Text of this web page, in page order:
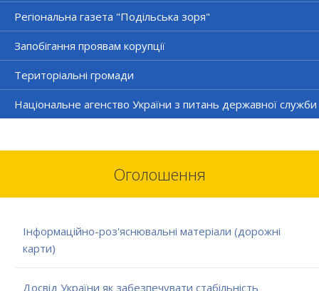
Регіональна газета "Подільська зоря"
Запобігання проявам корупції
Територіальні громади
Національне агенство України з питань державної служби
Оголошення
Інформаційно-роз'яснювальні матеріали (дорожні
карти)
Досвід України як забезпечувати стабільність